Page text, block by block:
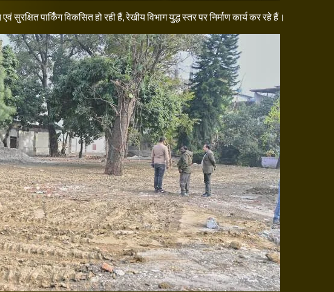
पार्किंग विकसित हो रही हैं, रेखीय विभाग युद्ध स्तर पर निर्माण कार्य कर रहे हैं।